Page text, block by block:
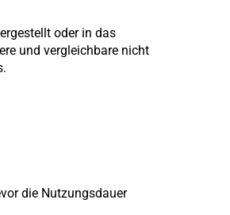
oder in das
und vergleichbare nicht
die Nutzungsdauer